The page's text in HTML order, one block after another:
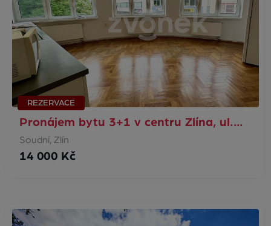
REZERVACE
Pronájem bytu 3+1 v centru Zlína, ul.…
Soudní, Zlín
14 000 Kč